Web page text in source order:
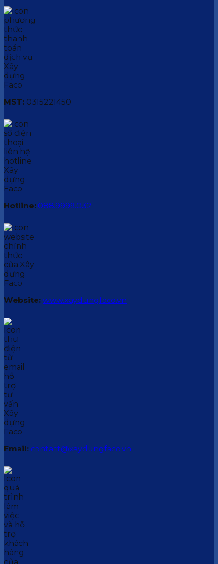
MST: 0315221450
Hotline: 088.9999.032
Website: www.xaydungfaco.vn
Email: contact@xaydungfaco.vn